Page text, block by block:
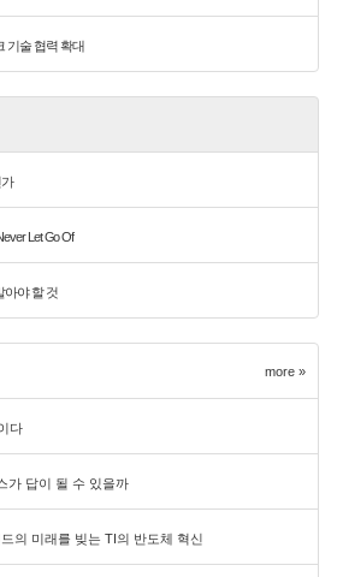
기술 협력 확대
Let Go Of
아야 할 것
more »
다
가 답이 될 수 있을까
의 미래를 빚는 TI의 반도체 혁신